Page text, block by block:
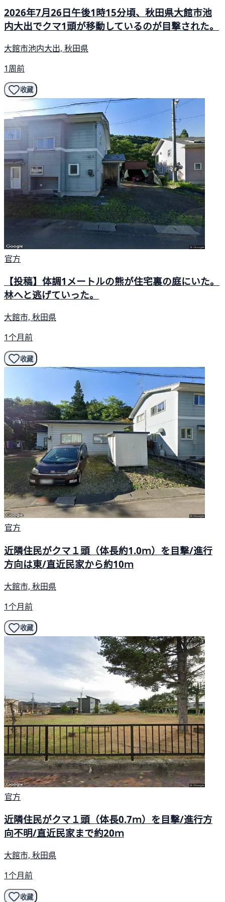
2026年7月26日午後1時15分頃、秋田県大館市池
内大出でクマ1頭が移動しているのが目撃された。
大館市池内大出, 秋田県
1周前
收藏
官方
【投稿】体調1メートルの熊が住宅裏の庭にいた。
林へと逃げていった。
大館市, 秋田県
1个月前
收藏
官方
近隣住民がクマ１頭（体長約1.0ｍ）を目撃/進行
方向は東/直近民家から約10ｍ
大館市, 秋田県
1个月前
收藏
官方
近隣住民がクマ１頭（体長0.7ｍ）を目撃/進行方
向不明/直近民家まで約20ｍ
大館市, 秋田県
1个月前
收藏